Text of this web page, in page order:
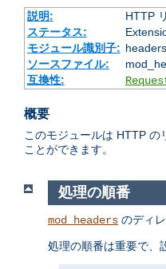
説明:
HTTP
ステータス:
モジュール識別子:
ソースファイル:
互換性:
概要
このモジュールは HTTP の
ことができます。
処理の順番
mod_headers のディ
処理の順番は重要で、